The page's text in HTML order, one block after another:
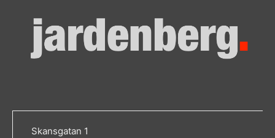
Skansgatan 1